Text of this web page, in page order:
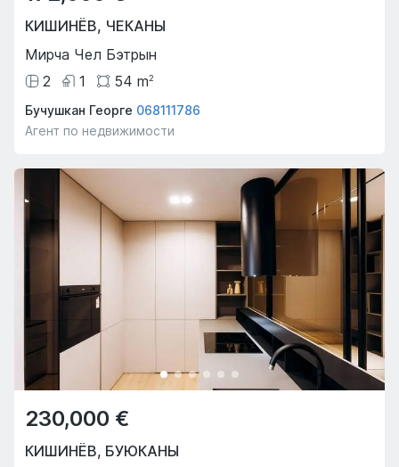
КИШИНЁВ, ЧЕКАНЫ
Мирча Чел Бэтрын
2
1 54 m2
Бучушкан Георге 068111786
Агент по недвижимости
230,000 €
КИШИНЁВ, БУЮКАНЫ